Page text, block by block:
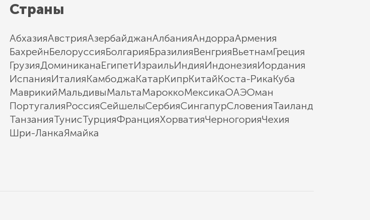
Страны
АбхазияАвстрияАзербайджанАлбанияАндорраАрмения
БахрейнБелоруссияБолгарияБразилияВенгрияВьетнамГреция
ГрузияДоминиканаЕгипетИзраильИндияИндонезияИордания
ИспанияИталияКамбоджаКатарКипрКитайКоста-РикаКуба
МаврикийМальдивыМальтаМароккоМексикаОАЭОман
ПортугалияРоссияСейшелыСербияСингапурСловенияТаиланд
ТанзанияТунисТурцияФранцияХорватияЧерногорияЧехия
Шри-ЛанкаЯмайка